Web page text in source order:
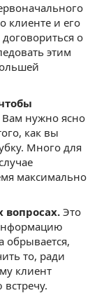
клиенте и его
о
этим
Вам нужно ясно
как вы
Много для
максимально
вопросах. Это
обрывается,
то, ради
клиент